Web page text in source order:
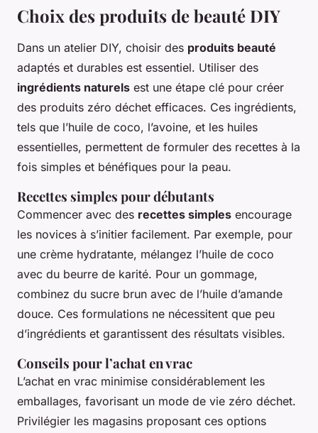
Choix des produits de beauté DIY
Dans un atelier DIY, choisir des produits beauté
adaptés et durables est essentiel. Utiliser des
ingrédients naturels est une étape clé pour créer
des produits zéro déchet efficaces. Ces ingrédients,
tels que l’huile de coco, l’avoine, et les huiles
essentielles, permettent de formuler des recettes à la
fois simples et bénéfiques pour la peau.
Recettes simples pour débutants
Commencer avec des recettes simples encourage
les novices à s’initier facilement. Par exemple, pour
une crème hydratante, mélangez l’huile de coco
avec du beurre de karité. Pour un gommage,
combinez du sucre brun avec de l’huile d’amande
douce. Ces formulations ne nécessitent que peu
d’ingrédients et garantissent des résultats visibles.
Conseils pour l’achat en vrac
L’achat en vrac minimise considérablement les
emballages, favorisant un mode de vie zéro déchet.
Privilégier les magasins proposant ces options